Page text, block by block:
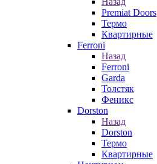
Premiat Doors
Термо
Квартирные
Ferroni
Назад
Ferroni
Garda
Толстяк
Феникс
Dorston
Назад
Dorston
Термо
Квартирные